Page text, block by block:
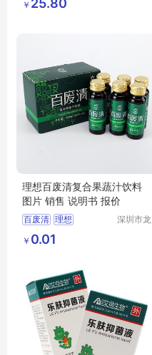
￥ 25.80
理想百废清复合果蔬汁饮料
图片 销售 说明书 报价
百废清 理想
理想百废清
深圳市龙
￥ 0.01